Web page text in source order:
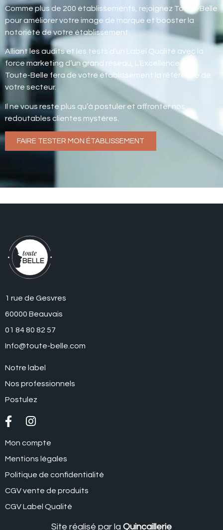
Comme plus de 200 établissements, rejoignez Toute-Belle
pour améliorer votre image de marque et booster la
notoriété de votre établissement.
Alliant les audits et les tests d’un Label Qualité avec la
force marketing d’un grand réseau, L’Excellence par
Toute-Belle fera de votre établissement la référence de
votre secteur.
Il ne vous reste plus qu’à postuler et affronter nos
redoutables clientes mystères.
FAIRE TESTER MON ÉTABLISSEMENT
1 rue de Gesvres
60000 Beauvais
01 84 80 82 57
Info@toute-belle.com
Notre label
Nos professionnels
Postulez
Mon compte
Mentions légales
Politique de confidentialité
CGV vente de produits
CGV Label Qualité
Site réalisé par la Quincaillerie